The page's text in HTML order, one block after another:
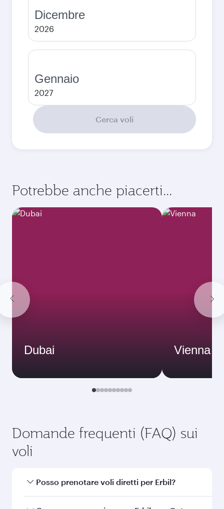
Dicembre
2026
Gennaio
2027
Cerca voli
Potrebbe anche piacerti...
Dubai Vienna
Domande frequenti (FAQ) sui
voli
Posso prenotare voli diretti per Erbil?